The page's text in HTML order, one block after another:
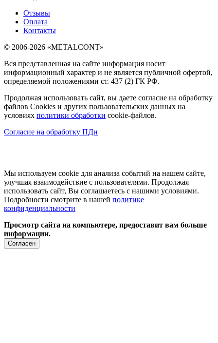
Отзывы
Оплата
Контакты
© 2006-2026 «METALCONT»
Вся представленная на сайте информация носит
информационный характер и не является публичной офертой,
определяемой положениями ст. 437 (2) ГК РФ.
Продолжая использовать сайт, вы даете согласие на обработку
файлов Cookies и других пользовательских данных на
условиях политики обработки cookie-файлов.
Согласие на обработку ПДн
Мы используем cookie для анализа событий на нашем сайте,
улучшая взаимодействие с пользователями. Продолжая
использовать сайт, Вы соглашаетесь с нашими условиями.
Подробности смотрите в нашей политике
конфиденциальности
Просмотр сайта на компьютере, предоставит вам больше
информации.
Согласен